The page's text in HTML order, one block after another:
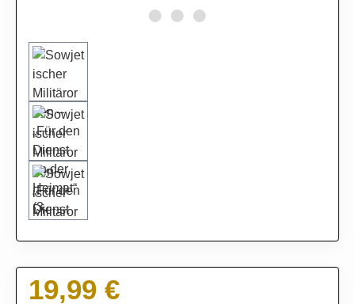
Regulärer Preis:
19,99 €